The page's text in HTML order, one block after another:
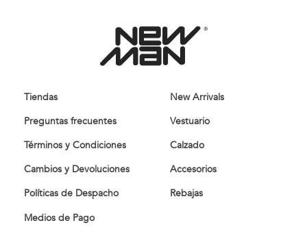
Tiendas
Preguntas frecuentes
Términos y Condiciones
Cambios y Devoluciones
Políticas de Despacho
Medios de Pago
New Arrivals
Vestuario
Calzado
Accesorios
Rebajas